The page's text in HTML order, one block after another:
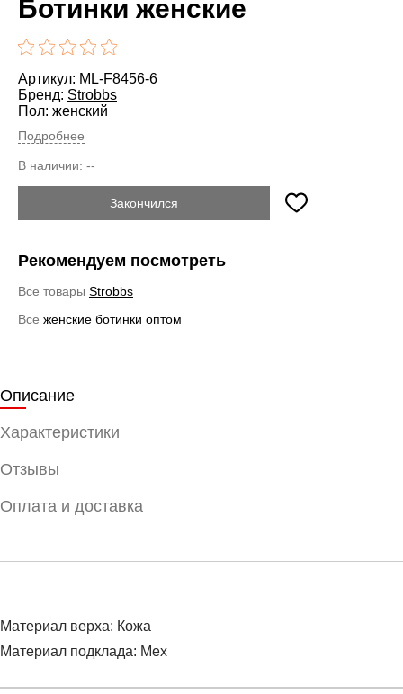
Ботинки женские
Артикул: ML-F8456-6
Бренд: Strobbs
Пол: женский
Подробнее
В наличии: --
Закончился
Рекомендуем посмотреть
Все товары Strobbs
Все женские ботинки оптом
Описание
Характеристики
Отзывы
Оплата и доставка
Материал верха: Кожа
Материал подклада: Мех